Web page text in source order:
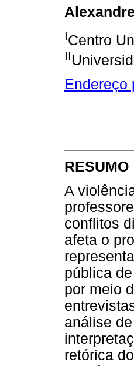
ICentro
II
Endereço
RESUMO
A
conflitos
afeta o
pública
por meio
análise
retórica